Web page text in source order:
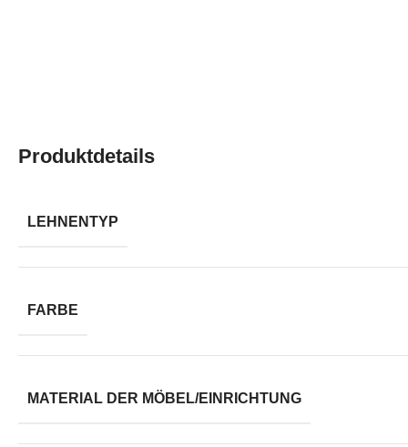
Produktdetails
LEHNENTYP
FARBE
MATERIAL DER MÖBEL/EINRICHTUNG